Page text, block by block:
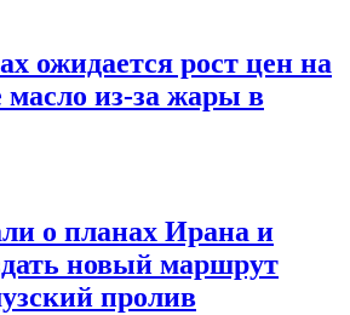
ожидается рост цен на
масло из-за жары в
о планах Ирана и
новый маршрут
пролив